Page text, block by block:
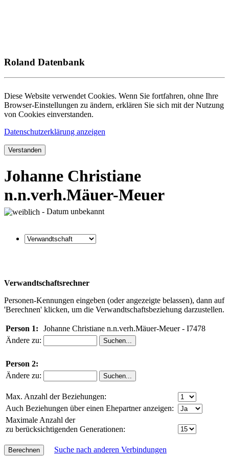
Roland Datenbank
Diese Website verwendet Cookies. Wenn Sie fortfahren, ohne Ihre
Browser-Einstellungen zu ändern, erklären Sie sich mit der Nutzung
von Cookies einverstanden.
Datenschutzerklärung anzeigen
Verstanden
Johanne Christiane
n.n.verh.Mäuer-Meuer
- Datum unbekannt
Verwandtschaftsrechner
Personen-Kennungen eingeben (oder angezeigte belassen), dann auf
'Berechnen' klicken, um die Verwandtschaftsbeziehung darzustellen.
Person 1:
Johanne Christiane n.n.verh.Mäuer-Meuer - I7478
Ändere zu:
Person 2:
Ändere zu:
Max. Anzahl der Beziehungen:
Auch Beziehungen über einen Ehepartner anzeigen:
Maximale Anzahl der
zu berücksichtigenden Generationen:
Suche nach anderen Verbindungen